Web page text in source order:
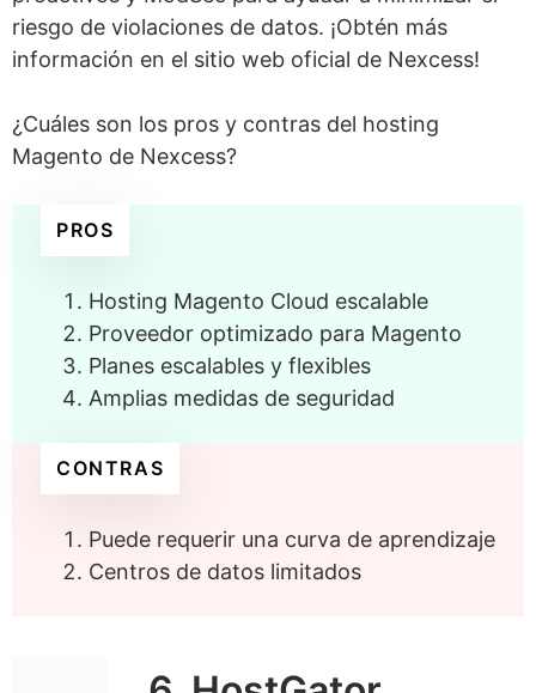
riesgo de violaciones de datos. ¡Obtén más
información en el sitio web oficial de Nexcess!
¿Cuáles son los pros y contras del hosting
Magento de Nexcess?
PROS
Hosting Magento Cloud escalable
Proveedor optimizado para Magento
Planes escalables y flexibles
Amplias medidas de seguridad
CONTRAS
Puede requerir una curva de aprendizaje
Centros de datos limitados